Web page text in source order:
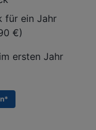
für ein Jahr
€)
ersten Jahr